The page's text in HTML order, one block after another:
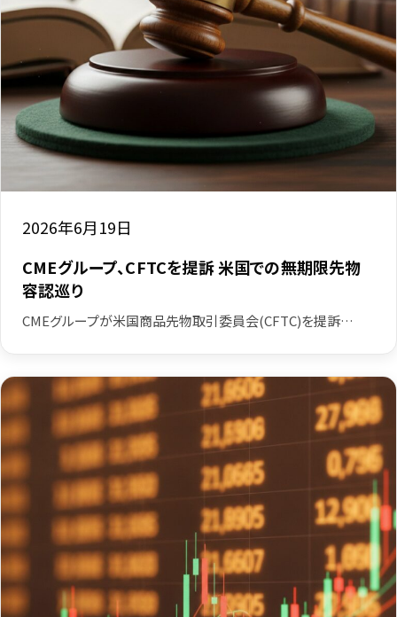
2026年6月19日
CMEグループ、CFTCを提訴 米国での無期限先物
容認巡り
CMEグループが米国商品先物取引委員会(CFTC)を提訴…